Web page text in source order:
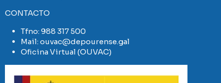
CONTACTO
Tfno:988 317 500
Mail:ouvac@depourense.gal
Oficina Virtual (OUVAC)